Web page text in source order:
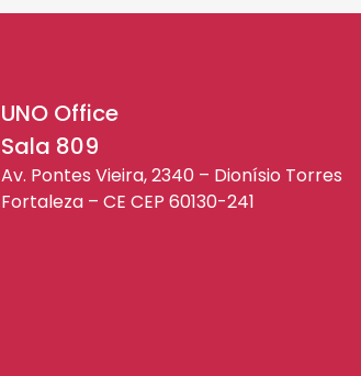
UNO Office
Sala 809
Av. Pontes Vieira, 2340 – Dionísio Torres
Fortaleza – CE CEP 60130-241